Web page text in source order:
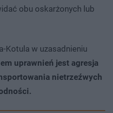
obu oskarżonych lub
Kotula w uzasadnieniu
uprawnień jest agresja
nietrzeźwych